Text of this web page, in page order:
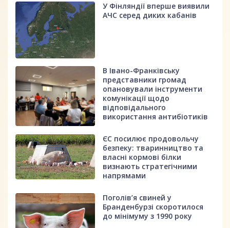
У Фінляндії вперше виявили
АЧС серед диких кабанів
В Івано-Франківську
представники громад
опановували інструменти
комунікації щодо
відповідального
використання антибіотиків
ЄС посилює продовольчу
безпеку: тваринництво та
власні кормові білки
визнають стратегічними
напрямами
Поголів’я свиней у
Бранденбурзі скоротилося
до мінімуму з 1990 року